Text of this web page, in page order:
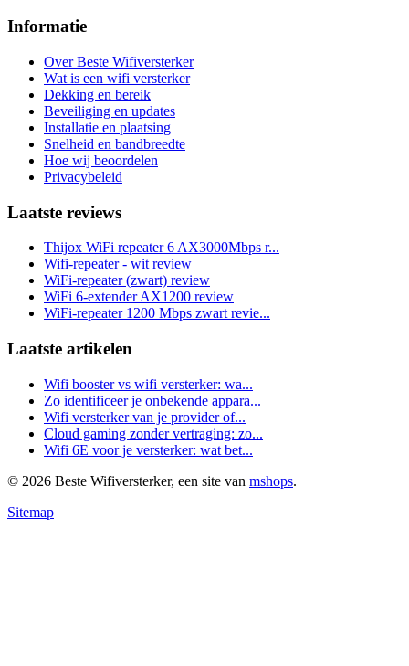
Informatie
Over Beste Wifiversterker
Wat is een wifi versterker
Dekking en bereik
Beveiliging en updates
Installatie en plaatsing
Snelheid en bandbreedte
Hoe wij beoordelen
Privacybeleid
Laatste reviews
Thijox WiFi repeater 6 AX3000Mbps r...
Wifi-repeater - wit review
WiFi-repeater (zwart) review
WiFi 6-extender AX1200 review
WiFi-repeater 1200 Mbps zwart revie...
Laatste artikelen
Wifi booster vs wifi versterker: wa...
Zo identificeer je onbekende appara...
Wifi versterker van je provider of...
Cloud gaming zonder vertraging: zo...
Wifi 6E voor je versterker: wat bet...
© 2026 Beste Wifiversterker, een site van mshops.
Sitemap